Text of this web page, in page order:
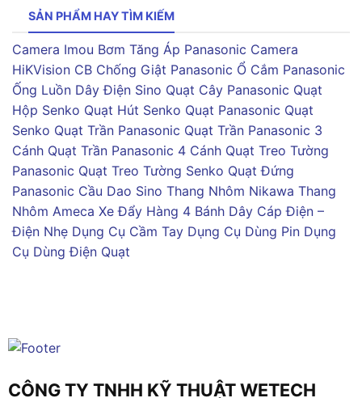
SẢN PHẨM HAY TÌM KIẾM
Camera Imou Bơm Tăng Áp Panasonic Camera
HiKVision CB Chống Giật Panasonic Ổ Cắm Panasonic
Ống Luồn Dây Điện Sino Quạt Cây Panasonic Quạt
Hộp Senko Quạt Hút Senko Quạt Panasonic Quạt
Senko Quạt Trần Panasonic Quạt Trần Panasonic 3
Cánh Quạt Trần Panasonic 4 Cánh Quạt Treo Tường
Panasonic Quạt Treo Tường Senko Quạt Đứng
Panasonic Cầu Dao Sino Thang Nhôm Nikawa Thang
Nhôm Ameca Xe Đẩy Hàng 4 Bánh Dây Cáp Điện –
Điện Nhẹ Dụng Cụ Cầm Tay Dụng Cụ Dùng Pin Dụng
Cụ Dùng Điện Quạt
CÔNG TY TNHH KỸ THUẬT WETECH